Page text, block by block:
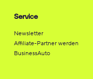
Service
Newsletter
Affiliate-Partner werden
BusinessAuto